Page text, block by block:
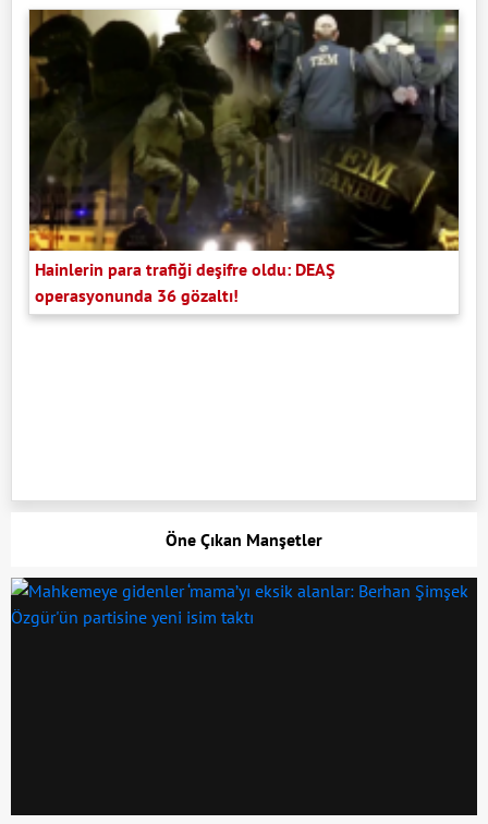
Hainlerin para trafiği deşifre oldu: DEAŞ
operasyonunda 36 gözaltı!
Öne Çıkan Manşetler